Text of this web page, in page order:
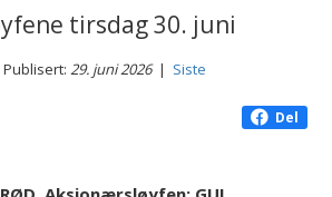
tirsdag 30. juni
29. juni 2026| Siste
Del